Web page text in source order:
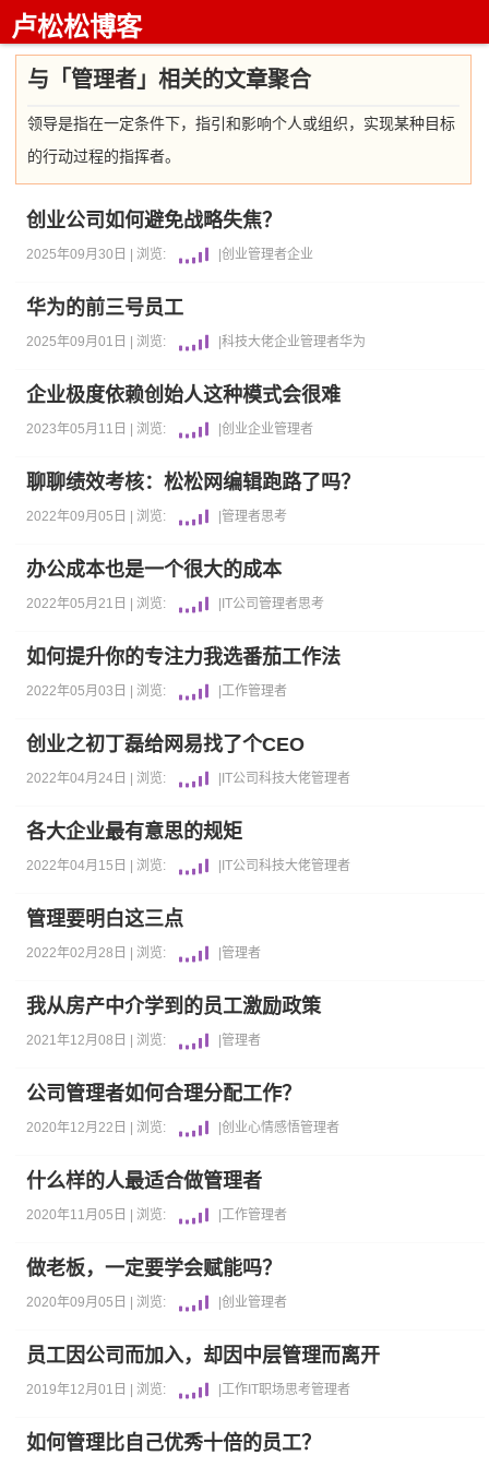
卢松松博客
与「管理者」相关的文章聚合
领导是指在一定条件下，指引和影响个人或组织，实现某种目标
的行动过程的指挥者。
创业公司如何避免战略失焦？
2025年09月30日 | 浏览: |创业管理者企业
华为的前三号员工
2025年09月01日 | 浏览: |科技大佬企业管理者华为
企业极度依赖创始人这种模式会很难
2023年05月11日 | 浏览: |创业企业管理者
聊聊绩效考核：松松网编辑跑路了吗？
2022年09月05日 | 浏览: |管理者思考
办公成本也是一个很大的成本
2022年05月21日 | 浏览: IT公司管理者思考
如何提升你的专注力我选番茄工作法
2022年05月03日 | 浏览: |工作管理者
创业之初丁磊给网易找了个CEO
2022年04月24日 | 浏览: IT公司科技大佬管理者
各大企业最有意思的规矩
2022年04月15日 | 浏览: IT公司科技大佬管理者
管理要明白这三点
2022年02月28日 | 浏览: |管理者
我从房产中介学到的员工激励政策
2021年12月08日 | 浏览: |管理者
公司管理者如何合理分配工作？
2020年12月22日 | 浏览: |创业心情感悟管理者
什么样的人最适合做管理者
2020年11月05日 | 浏览: |工作管理者
做老板，一定要学会赋能吗？
2020年09月05日 | 浏览: |创业管理者
员工因公司而加入，却因中层管理而离开
2019年12月01日 | 浏览: |工作 IT职场思考管理者
如何管理比自己优秀十倍的员工？